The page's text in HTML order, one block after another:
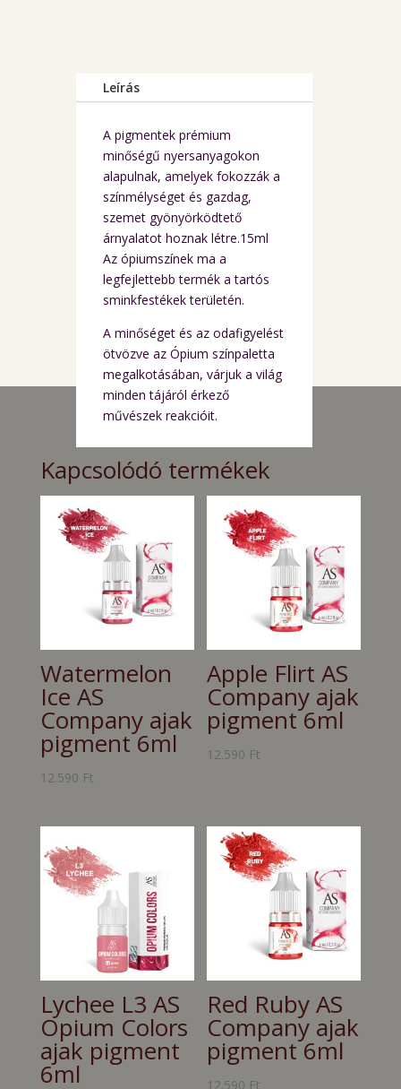
Leírás
A pigmentek prémium
minőségű nyersanyagokon
alapulnak, amelyek fokozzák a
színmélységet és gazdag,
szemet gyönyörködtető
árnyalatot hoznak létre.15ml
Az ópiumszínek ma a
legfejlettebb termék a tartós
sminkfestékek területén.
A minőséget és az odafigyelést
ötvözve az Ópium színpaletta
megalkotásában, várjuk a világ
minden tájáról érkező
művészek reakcióit.
Kapcsolódó termékek
Watermelon
Ice AS
Company ajak
pigment 6ml
12.590 Ft
Apple Flirt AS
Company ajak
pigment 6ml
12.590 Ft
Lychee L3 AS
Opium Colors
ajak pigment
6ml
Red Ruby AS
Company ajak
pigment 6ml
12.590 Ft